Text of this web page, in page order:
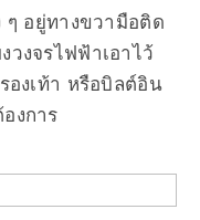
ๆ อยู่ทางขวามือติด
งจรไฟฟ้าเอาไว้
องเท้า หรือบิลต์อิน
งการ